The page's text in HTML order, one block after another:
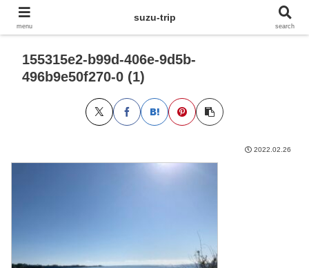
155315e2-b99d-406e-9d5b-
496b9e50f270-0 (1)
2022.02.26
menu
suzu-trip
search